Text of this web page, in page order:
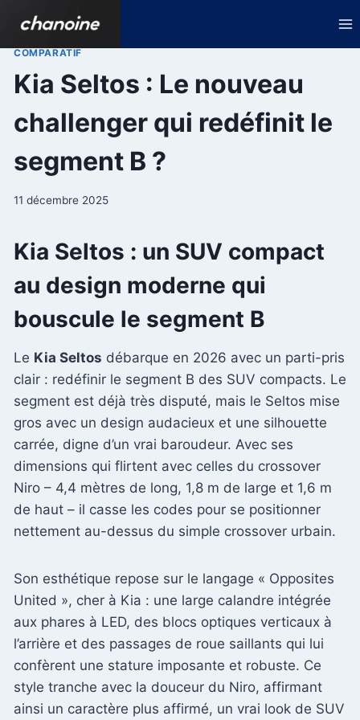
contenu
COMPARATIF
Kia Seltos : Le nouveau
challenger qui redéfinit le
segment B ?
11 décembre 2025
Kia Seltos : un SUV compact
au design moderne qui
bouscule le segment B
Le Kia Seltos débarque en 2026 avec un parti-pris
clair : redéfinir le segment B des SUV compacts. Le
segment est déjà très disputé, mais le Seltos mise
gros avec un design audacieux et une silhouette
carrée, digne d’un vrai baroudeur. Avec ses
dimensions qui flirtent avec celles du crossover
Niro – 4,4 mètres de long, 1,8 m de large et 1,6 m
de haut – il casse les codes pour se positionner
nettement au-dessus du simple crossover urbain.
Son esthétique repose sur le langage « Opposites
United », cher à Kia : une large calandre intégrée
aux phares à LED, des blocs optiques verticaux à
l’arrière et des passages de roue saillants qui lui
confèrent une stature imposante et robuste. Ce
style tranche avec la douceur du Niro, affirmant
ainsi un caractère plus affirmé, un vrai look de SUV